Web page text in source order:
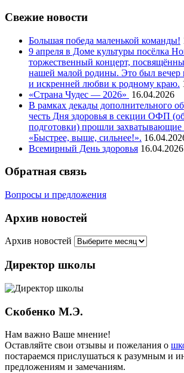
Свежие новости
Большая победа маленькой команды!
9 апреля в Доме культуры посёлка
торжественный концерт,
нашей малой родины. Это был вечер
и искренней любви к родному краю.
«Страна Чудес — 2026» 16.04.2026
В рамках декады дополнительного
честь Дня здоровья в секции ОФП
подготовки) прошли захватывающие
«Быстрее, выше, сильнее!».
Всемирный День здоровья 16.04.2026
Обратная связь
Вопросы и предложения
Архив новостей
Архив новостей
Директор школы
Скобенко М.Э.
Нам важно Ваше мнение!
Оставляйте свои отзывы и пожелания о
постараемся прислушаться к разумным и
предложениям и замечаниям.